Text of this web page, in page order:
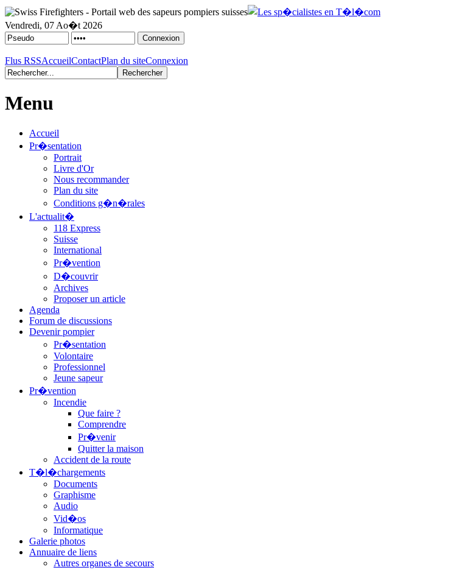
Vendredi, 07 Ao�t 2026
Flus RSSAccueilContactPlan du siteConnexion
Menu
Accueil
Pr�sentation
Portrait
Livre d'Or
Nous recommander
Plan du site
Conditions g�n�rales
L'actualit�
118 Express
Suisse
International
Pr�vention
D�couvrir
Archives
Proposer un article
Agenda
Forum de discussions
Devenir pompier
Pr�sentation
Volontaire
Professionnel
Jeune sapeur
Pr�vention
Incendie
Que faire ?
Comprendre
Pr�venir
Quitter la maison
Accident de la route
T�l�chargements
Documents
Graphisme
Audio
Vid�os
Informatique
Galerie photos
Annuaire de liens
Autres organes de secours